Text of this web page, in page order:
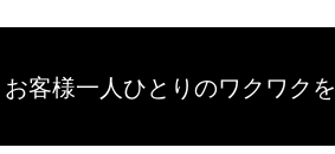
お客様一人ひとりのワクワクを